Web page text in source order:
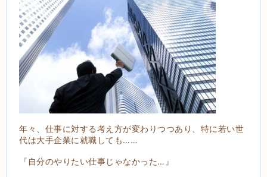
年々、仕事に対する考え方が変わりつつあり、特に若い世
代は大手企業に就職しても……
『自分のやりたい仕事じゃなかった…』